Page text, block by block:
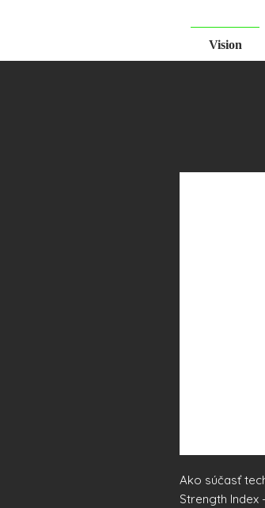
Vision
Ako súčasť
Strength Index